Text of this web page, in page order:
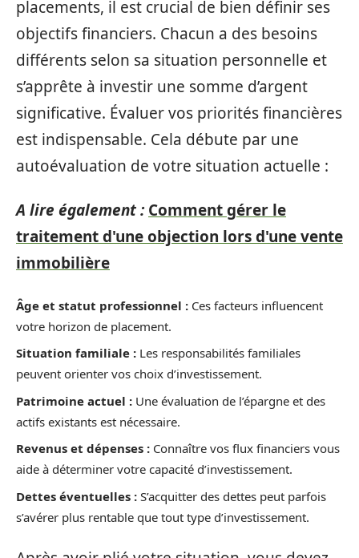
placements, il est crucial de bien définir ses
objectifs financiers. Chacun a des besoins
différents selon sa situation personnelle et
s’apprête à investir une somme d’argent
significative. Évaluer vos priorités financières
est indispensable. Cela débute par une
autoévaluation de votre situation actuelle :
A lire également : Comment gérer le
traitement d'une objection lors d'une vente
immobilière
Âge et statut professionnel : Ces facteurs influencent
votre horizon de placement.
Situation familiale : Les responsabilités familiales
peuvent orienter vos choix d’investissement.
Patrimoine actuel : Une évaluation de l’épargne et des
actifs existants est nécessaire.
Revenus et dépenses : Connaître vos flux financiers vous
aide à déterminer votre capacité d’investissement.
Dettes éventuelles : S’acquitter des dettes peut parfois
s’avérer plus rentable que tout type d’investissement.